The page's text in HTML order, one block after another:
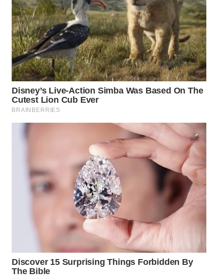
WN
BINTAN
WN
MANDALIKA
WN
LIKUPANG
WN
LABUANBAJO
WAHANA
WAHANA
TANI